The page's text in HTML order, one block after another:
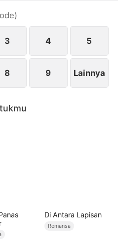
cinta dengan Jin
Jin yang kaya...
)
3 4 5
8 9 Lainnya
Di Antara Lapisan
Romansa